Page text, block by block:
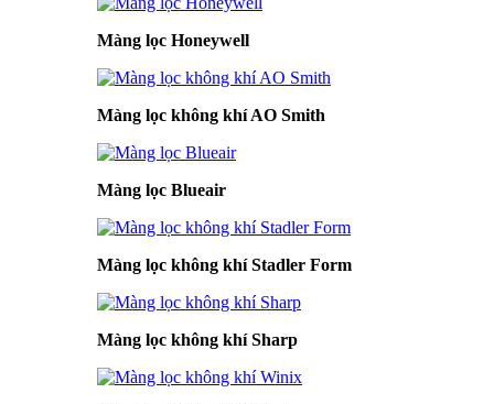
Màng lọc Honeywell
Màng lọc không khí AO Smith
Màng lọc Blueair
Màng lọc không khí Stadler Form
Màng lọc không khí Sharp